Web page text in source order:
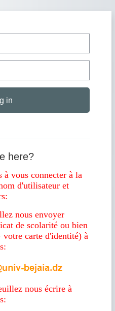
in
here?
à vous connecter à la
d'utilisateur et
nous envoyer
de scolarité ou bien
carte d'identité) à
nous écrire à